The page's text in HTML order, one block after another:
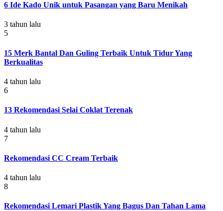
6 Ide Kado Unik untuk Pasangan yang Baru Menikah
3 tahun lalu
5
15 Merk Bantal Dan Guling Terbaik Untuk Tidur Yang
Berkualitas
4 tahun lalu
6
13 Rekomendasi Selai Coklat Terenak
4 tahun lalu
7
Rekomendasi CC Cream Terbaik
4 tahun lalu
8
Rekomendasi Lemari Plastik Yang Bagus Dan Tahan Lama